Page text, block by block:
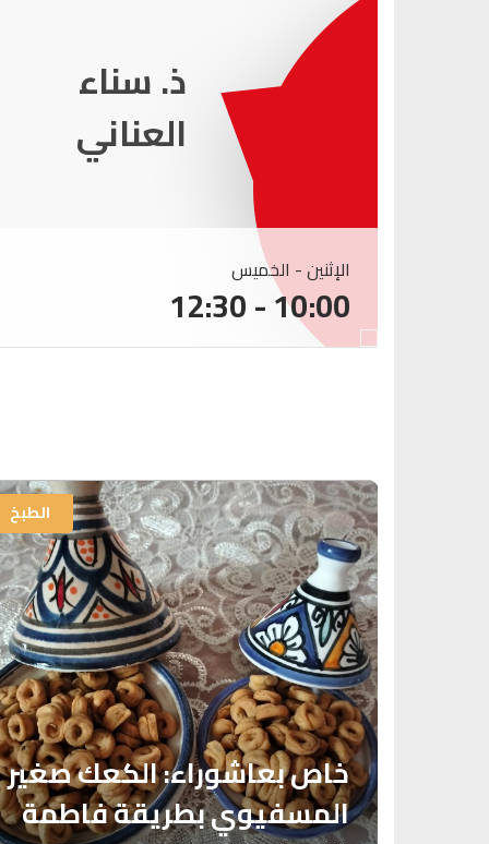
ذ. عماد
ميزاب
الإثنين - الخميس
10:00 - 12:30
خاص بعاشوراء: الكعك صغير
المسفيوي بطريقة فاطمة
الطبخ